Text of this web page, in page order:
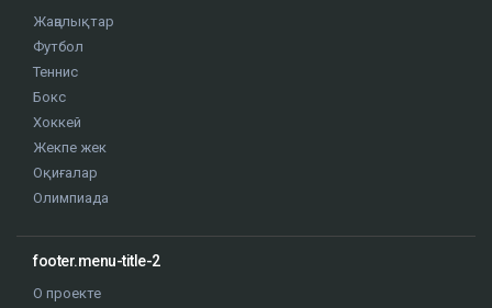
Жаңалықтар
Футбол
Теннис
Бокс
Хоккей
Жекпе жек
Оқиғалар
Олимпиада
footer.menu-title-2
О проекте